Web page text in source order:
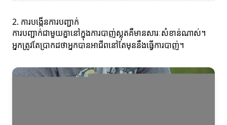
2. ការបង្កើនការបញ្ជាក់
ការបញ្ជាក់ជាមួយគ្នានៅក្នុងការបាញ់ស្លុតគឺមានសារៈសំខាន់ណាស់។
អ្នកត្រូវតែប្រាកដថាអ្នកបានអាជីពនៅតែមុននឹងធ្វើការបាញ់។